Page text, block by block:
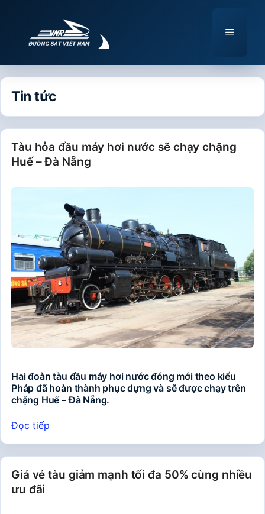
Menu
Tin tức
Tàu hỏa đầu máy hơi nước sẽ chạy chặng
Huế – Đà Nẵng
Hai đoàn tàu đầu máy hơi nước đóng mới theo kiểu
Pháp đã hoàn thành phục dựng và sẽ được chạy trên
chặng Huế – Đà Nẵng.
Đọc tiếp
Giá vé tàu giảm mạnh tối đa 50% cùng nhiều
ưu đãi